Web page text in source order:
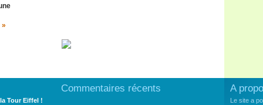
Tour Eiffel !
Commentaires récents A
Le site a